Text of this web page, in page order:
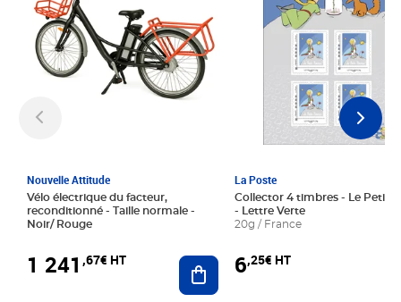
Nouvelle Attitude
Vélo électrique du facteur,
reconditionné - Taille normale -
Noir/ Rouge
1 241 ,67€ HT Ajouter au panier
La Poste
Collector 4 timbres - Le Petit
- Lettre Verte
20g / France
6,25€ HT